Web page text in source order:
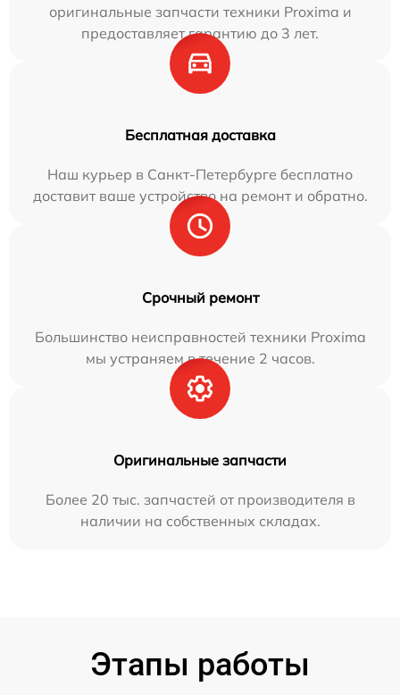
оригинальные запчасти техники Proxima и
предоставляет гарантию до 3 лет.
Бесплатная доставка
Наш курьер в Санкт-Петербурге бесплатно
доставит ваше устройство на ремонт и обратно.
Срочный ремонт
Большинство неисправностей техники Proxima
мы устраняем в течение 2 часов.
Оригинальные запчасти
Более 20 тыс. запчастей от производителя в
наличии на собственных складах.
Этапы работы